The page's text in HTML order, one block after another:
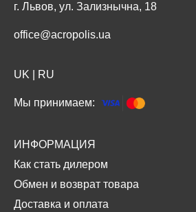
г. Львов, ул. Зализнычна, 18
office@acropolis.ua
UK RU
Мы принимаем:
ИНФОРМАЦИЯ
Как стать дилером
Обмен и возврат товара
Доставка и оплата